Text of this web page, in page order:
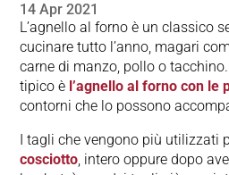
14 Apr 2021
L’agnello al forno è un classico
cucinare tutto l’anno, magari
carne di manzo, pollo o
tipico è l’agnello al forno con le
contorni che lo possono
I tagli che vengono più utilizzati
cosciotto, intero oppure dopo